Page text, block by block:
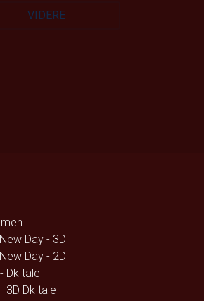
VIDERE
Day - 3D
Day - 2D
Dk tale
3D Dk tale